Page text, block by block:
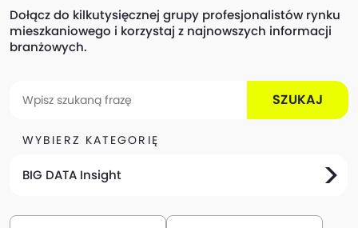
Dołącz do kilkutysięcznej grupy profesjonalistów rynku
mieszkaniowego i korzystaj z najnowszych informacji
branżowych.
SZUKAJ
WYBIERZ KATEGORIĘ
BIG DATA Insight